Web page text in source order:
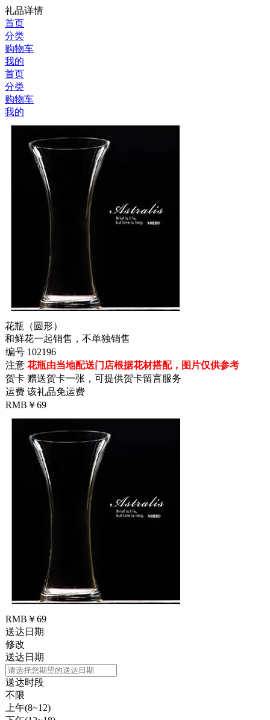
礼品详情
首页
分类
购物车
我的
首页
分类
购物车
我的
花瓶（圆形）
和鲜花一起销售，不单独销售
编号 102196
注意 花瓶由当地配送门店根据花材搭配，图片仅供参考
贺卡 赠送贺卡一张，可提供贺卡留言服务
运费 该礼品免运费
RMB￥69
RMB￥69
送达日期
修改
送达日期
送达时段
不限
上午(8~12)